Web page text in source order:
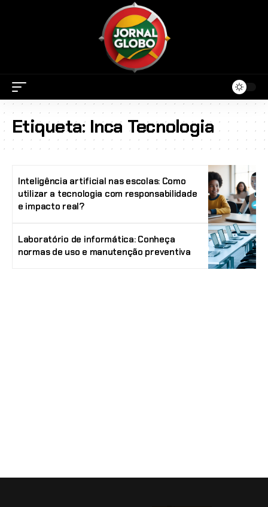
Etiqueta: Inca Tecnologia
Inteligência artificial nas escolas: Como
utilizar a tecnologia com responsabilidade
e impacto real?
Laboratório de informática: Conheça
normas de uso e manutenção preventiva